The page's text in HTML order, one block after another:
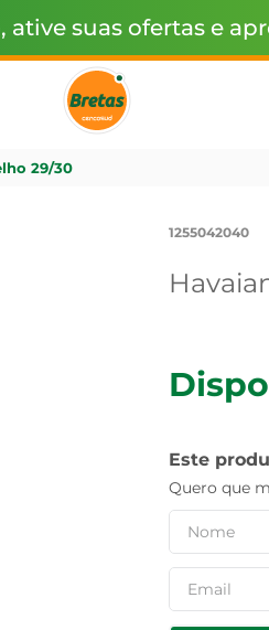
ative suas ofertas e
29/30
1255042040
Este
Quero que